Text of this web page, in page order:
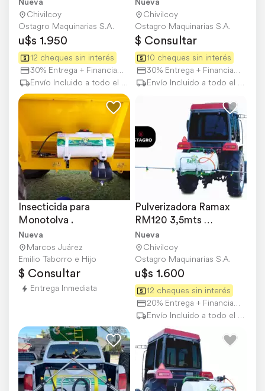
Chivilcoy
Ostagro Maquinarias S.A.
u$s 1.950
12 cheques sin interés
30% Entrega + Financiación
Envío Incluido a todo el país
Chivilcoy
Ostagro Maquinarias S.A.
$ Consultar
10 cheques sin interés
30% Entrega + Financiación
Envío Incluido a todo el país
Insecticida para
Monotolva .
Nueva
Marcos Juárez
Emilio Taborro e Hijo
$ Consultar
Entrega Inmediata
Pulverizadora Ramax
RM120 3,5mts
Rebatible - 3 Puntos
Nueva
Chivilcoy
Ostagro Maquinarias S.A.
u$s 1.600
12 cheques sin interés
20% Entrega + Financiación
Envío Incluido a todo el país